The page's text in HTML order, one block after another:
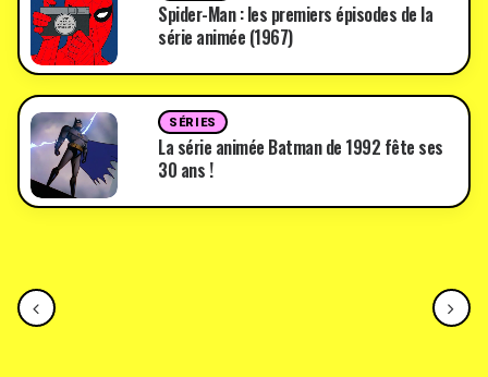
Spider-Man : les premiers épisodes de la
série animée (1967)
SÉRIES
La série animée Batman de 1992 fête ses
30 ans !